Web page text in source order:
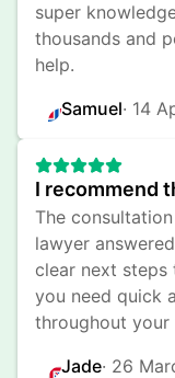
super
thousands and
help.
Samuel· 14
I recommend
The
lawyer
clear next
you need quick
throughout your
Jade· 26